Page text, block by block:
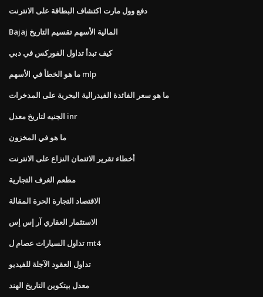
دفع وول مارت اكتشاف البطاقة على الانترنت
Bajaj المالية الأسهم تقسيم التاريخ
كيف تبدأ تداول الفوركس في دبي
ما هو الخطأ في الأسهم mlp
ما هو سعر الفائدة الفيدرالية البحرية على المدخرات
الجنيه لتاريخ معدل inr
ما هو في المخزون
أخطاء تقرير الائتمان النزاع على الانترنت
مطعم الغرف التجارية
الاقتصاد التجارة الحرة المقالة
الاستثمار العقاري آر إس إس
تداول السيارات عصام ل mt4
تداول العقود الآجلة للفيديو
معدل بيتكوين التاريخ الهند